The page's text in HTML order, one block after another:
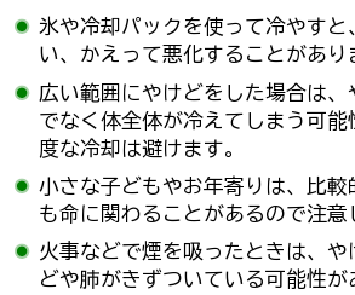
氷や冷却パックを使って冷やすと
い、かえって悪化することがあり
広い範囲にやけどをした場合は、
でなく体全体が冷えてしまう可能
度な冷却は避けます。
小さな子どもやお年寄りは、比較
も命に関わることがあるので注意
火事などで煙を吸ったときは、や
どや肺がきずついている可能性が